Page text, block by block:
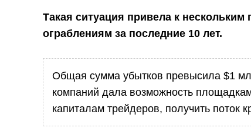
Такая ситуация привела к
ограблениям за последние 10 лет.
Общая сумма убытков превысила $1
компаний дала возможность
капиталам трейдеров, получить поток